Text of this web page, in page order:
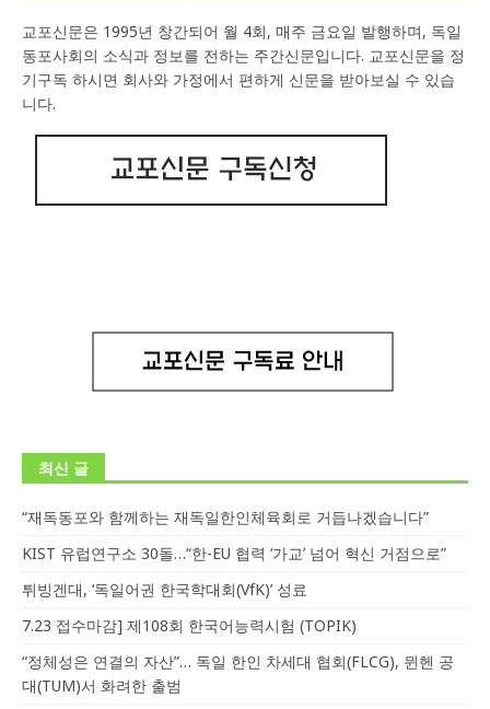
교포신문은 1995년 창간되어 월 4회, 매주 금요일 발행하며, 독일
동포사회의 소식과 정보를 전하는 주간신문입니다. 교포신문을 정
기구독 하시면 회사와 가정에서 편하게 신문을 받아보실 수 있습
니다.
최신 글
“재독동포와 함께하는 재독일한인체육회로 거듭나겠습니다”
KIST 유럽연구소 30돌…“한-EU 협력 ‘가교’ 넘어 혁신 거점으로”
튀빙겐대, ‘독일어권 한국학대회(VfK)’ 성료
7.23 접수마감] 제108회 한국어능력시험 (TOPIK)
“정체성은 연결의 자산”… 독일 한인 차세대 협회(FLCG), 뮌헨 공
대(TUM)서 화려한 출범